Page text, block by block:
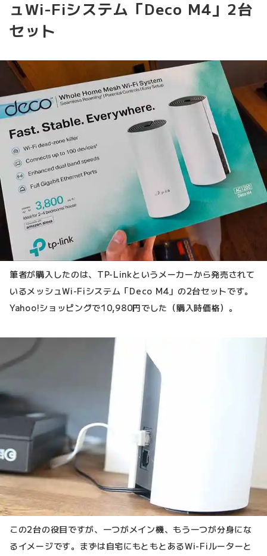
ュWi-Fiシステム「Deco M4」2台
セット
筆者が購入したのは、TP-Linkというメーカーから発売されて
いるメッシュWi-Fiシステム「Deco M4」の2台セットです。
Yahoo!ショッピングで10,980円でした（購入時価格）。
この2台の役目ですが、一つがメイン機、もう一つが分身にな
るイメージです。まずは自宅にもともとあるWi-Fiルーターと